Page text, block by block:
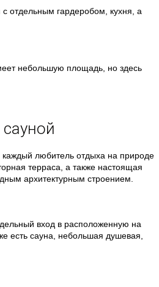
отдельным гардеробом, кухня, а
небольшую площадь, но здесь
любитель отдыха на природе
терраса, а также настоящая
архитектурным строением.
вход в расположенную на
есть сауна, небольшая душевая,